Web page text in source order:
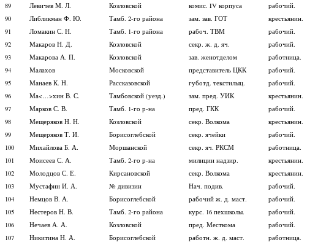
89
Левичев М. Л. Козловской комис. IV корпуса
рабочий.
90
Либликман Ф. Ю. Тамб. 2-го района зам. зав. ГОТ
крестьянин.
91
Ломакин С. Н. Тамб. 1-го района рабоч. ТВМ
рабочий.
92
Макаров Н. Д. Козловской секр. ж. д. яч.
рабочий.
93
Макарова А. П. Козловской зав. женотделом
работница.
94
Малахов Московской представитель ЦКК
рабочий.
95
Манаев К. Н. Рассказовской губотд. текстилыц.
рабочий.
96
Ма<…>хин В. С. Тамбовской (уезд.) зам. пред. УИК
крестьянин.
97
Марков С. В. Тамб. 1-го р-на пред. ГКК
рабочий.
98
Мещеряков Н. Н. Козловской секр. Волкома
крестьянин.
99
Мещеряков Т. И. Борисоглебской секр. ячейки
рабочий.
100
Михайлова Б. А. Моршанской секр. яч. РКСМ
работница.
101
Моисеев С. А. Тамб. 2-го р-на милиции надзир.
крестьянин.
102
Молодцов С. Е. Кирсановской секр. Волкома
крестьянин.
103
Мустафин И. А. № дивизии Нач. подив.
рабочий.
104
Немцов В. А. Борисоглебской рабочий ж. д. маст.
рабочий.
105
Нестеров Н. В. Тамб. 2-го района курс. 16 пехшколы.
рабочий.
106
Нечаев А. А. Козловской пред. Месткома
рабочий.
107
Никитина Н. А. Борисоглебской работн. ж. д. маст.
работница.